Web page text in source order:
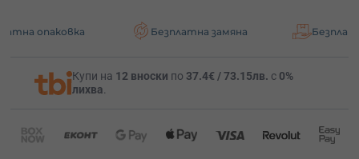
Безплатна замяна Безплатна доставка
Купи на 12 вноски по 37.4€ / 73.15лв. с 0%
лихва.